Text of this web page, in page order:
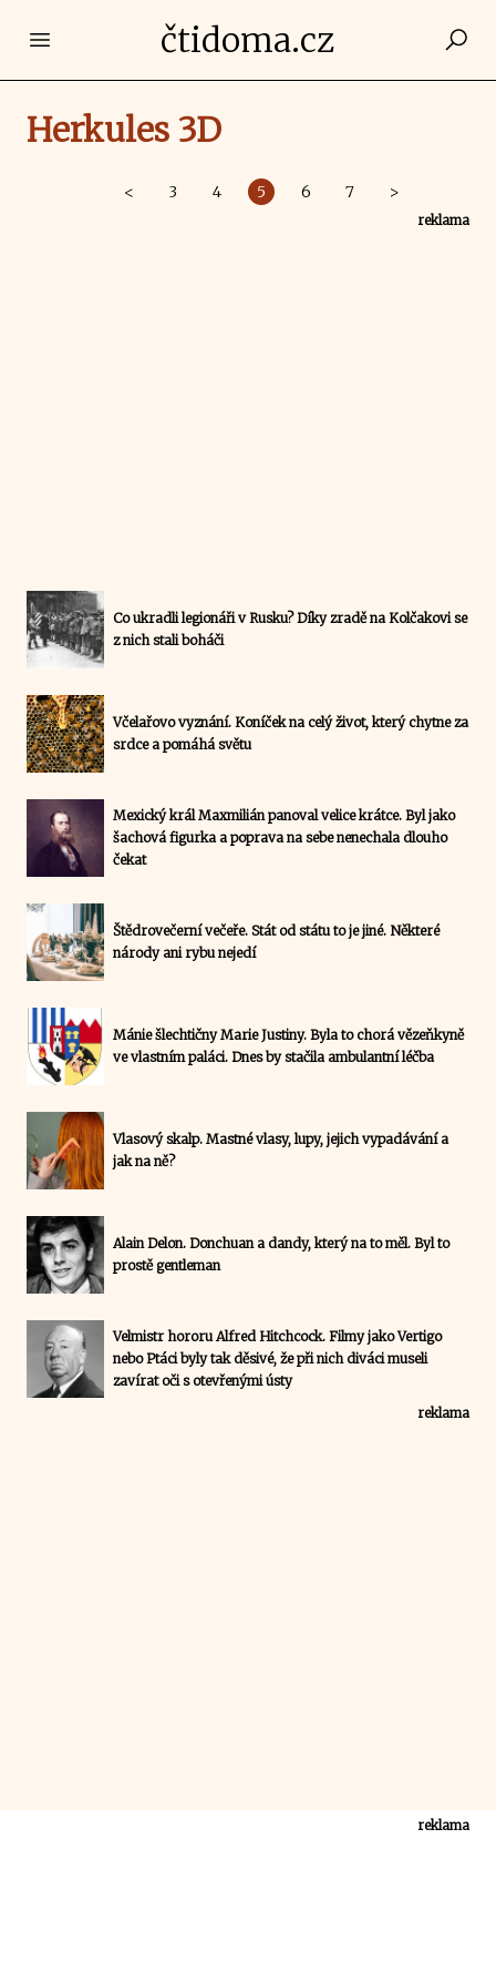
Open main menučtidoma.cz
Herkules 3D
< 3 4 5 6 7 >
reklama
Co ukradli legionáři v Rusku? Díky zradě na Kolčakovi se
z nich stali boháči
Včelařovo vyznání. Koníček na celý život, který chytne za
srdce a pomáhá světu
Mexický král Maxmilián panoval velice krátce. Byl jako
šachová figurka a poprava na sebe nenechala dlouho
čekat
Štědrovečerní večeře. Stát od státu to je jiné. Některé
národy ani rybu nejedí
Mánie šlechtičny Marie Justiny. Byla to chorá vězeňkyně
ve vlastním paláci. Dnes by stačila ambulantní léčba
Vlasový skalp. Mastné vlasy, lupy, jejich vypadávání a
jak na ně?
Alain Delon. Donchuan a dandy, který na to měl. Byl to
prostě gentleman
Velmistr hororu Alfred Hitchcock. Filmy jako Vertigo
nebo Ptáci byly tak děsivé, že při nich diváci museli
zavírat oči s otevřenými ústy
reklama
reklama